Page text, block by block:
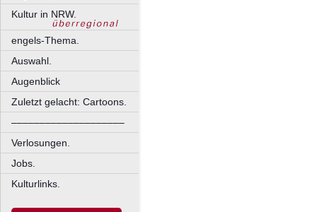
Kultur in NRW.
engels-Thema.
Auswahl.
Augenblick
Zuletzt gelacht: Cartoons.
––––––––––––––––––––
Verlosungen.
Jobs.
Kulturlinks.